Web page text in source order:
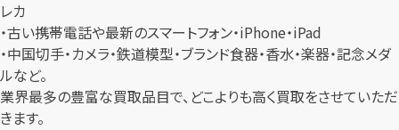
レカ
・古い携帯電話や最新のスマートフォン・iPhone・iPad
・中国切手・カメラ・鉄道模型・ブランド食器・香水・楽器・記念メダ
ルなど。
業界最多の豊富な買取品目で、どこよりも高く買取をさせていただ
きます。